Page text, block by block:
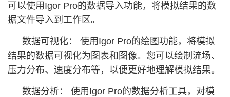
可以使用Igor Pro的数据导入功能，将模拟结果的数
据文件导入到工作区。
数据可视化： 使用Igor Pro的绘图功能，将模拟
结果的数据可视化为图表和图像。您可以绘制流场、
压力分布、速度分布等，以便更好地理解模拟结果。
数据分析： 使用Igor Pro的数据分析工具，对模